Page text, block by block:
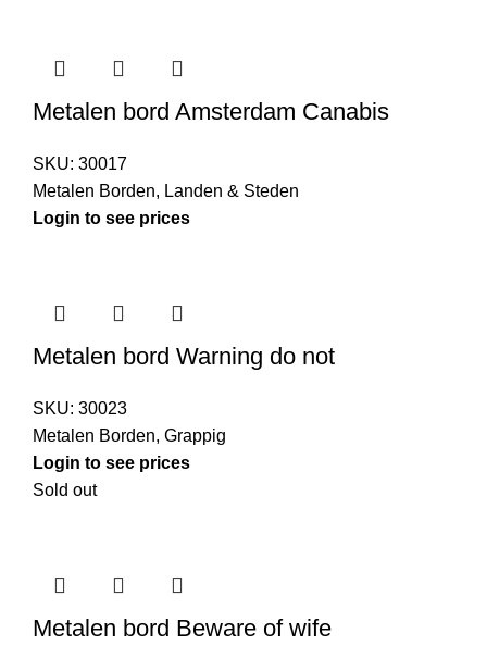
Metalen bord Amsterdam Canabis
SKU: 30017
Metalen Borden, Landen & Steden
Login to see prices
Metalen bord Warning do not
SKU: 30023
Metalen Borden, Grappig
Login to see prices
Sold out
Metalen bord Beware of wife